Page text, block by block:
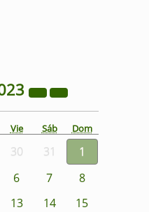
Vie Sáb Dom
30 31
1
6 7
8
13 14
15